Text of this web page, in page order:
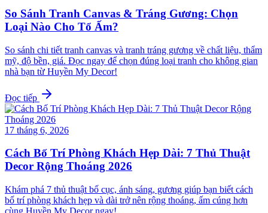
So Sánh Tranh Canvas & Tráng Gương: Chọn
Loại Nào Cho Tổ Ấm?
So sánh chi tiết tranh canvas và tranh tráng gương về chất liệu, thẩm
mỹ, độ bền, giá. Đọc ngay để chọn đúng loại tranh cho không gian
nhà bạn từ Huyền My Decor!
Đọc tiếp
17 tháng 6, 2026
Cách Bố Trí Phòng Khách Hẹp Dài: 7 Thủ Thuật
Decor Rộng Thoáng 2026
Khám phá 7 thủ thuật bố cục, ánh sáng, gương giúp bạn biết cách
bố trí phòng khách hẹp và dài trở nên rộng thoáng, ấm cúng hơn
cùng Huyền My Decor ngay!